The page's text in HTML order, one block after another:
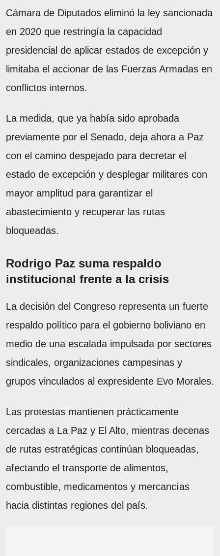
Cámara de Diputados eliminó la ley sancionada
en 2020 que restringía la capacidad
presidencial de aplicar estados de excepción y
limitaba el accionar de las Fuerzas Armadas en
conflictos internos.
La medida, que ya había sido aprobada
previamente por el Senado, deja ahora a Paz
con el camino despejado para decretar el
estado de excepción y desplegar militares con
mayor amplitud para garantizar el
abastecimiento y recuperar las rutas
bloqueadas.
Rodrigo Paz suma respaldo
institucional frente a la crisis
La decisión del Congreso representa un fuerte
respaldo político para el gobierno boliviano en
medio de una escalada impulsada por sectores
sindicales, organizaciones campesinas y
grupos vinculados al expresidente Evo Morales.
Las protestas mantienen prácticamente
cercadas a La Paz y El Alto, mientras decenas
de rutas estratégicas continúan bloqueadas,
afectando el transporte de alimentos,
combustible, medicamentos y mercancías
hacia distintas regiones del país.